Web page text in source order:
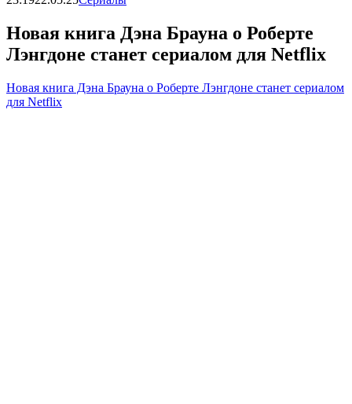
Новая книга Дэна Брауна о Роберте
Лэнгдоне станет сериалом для Netflix
Новая книга Дэна Брауна о Роберте Лэнгдоне станет сериалом
для Netflix